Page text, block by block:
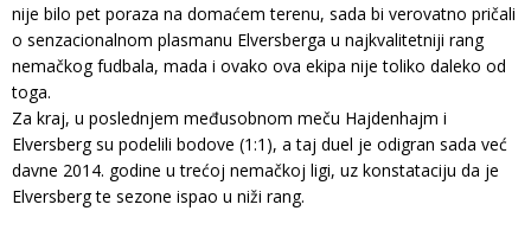
nije bilo pet poraza na domaćem terenu, sada bi verovatno pričali
o senzacionalnom plasmanu Elversberga u najkvalitetniji rang
nemačkog fudbala, mada i ovako ova ekipa nije toliko daleko od
toga.
Za kraj, u poslednjem međusobnom meču Hajdenhajm i
Elversberg su podelili bodove (1:1), a taj duel je odigran sada već
davne 2014. godine u trećoj nemačkoj ligi, uz konstataciju da je
Elversberg te sezone ispao u niži rang.